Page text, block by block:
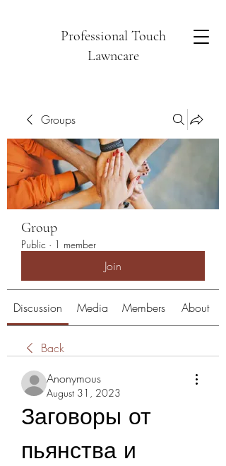
Professional Touch
Lawncare
Groups
Group
Public · 1 member
Join
Discussion Media Members About
Back
Anonymous
August 31, 2023
Заговоры от
пьянства и